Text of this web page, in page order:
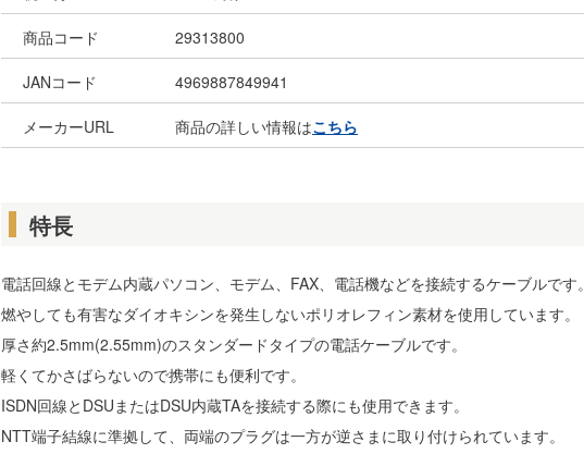
商品コード 29313800
JANコード 4969887849941
メーカーURL 商品の詳しい情報はこちら
特長
電話回線とモデム内蔵パソコン、モデム、FAX、電話機などを接続するケーブルです。
燃やしても有害なダイオキシンを発生しないポリオレフィン素材を使用しています。
厚さ約2.5mm(2.55mm)のスタンダードタイプの電話ケーブルです。
軽くてかさばらないので携帯にも便利です。
ISDN回線とDSUまたはDSU内蔵TAを接続する際にも使用できます。
NTT端子結線に準拠して、両端のプラグは一方が逆さまに取り付けられています。